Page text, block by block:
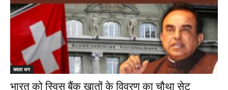
काला धन
भारत को स्विस बैंक खातों के विवरण का चौथा सेट